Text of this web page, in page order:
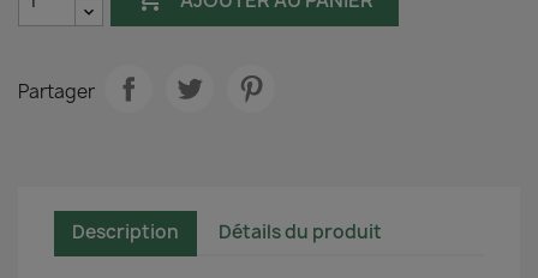
Partager
Description Détails du produit